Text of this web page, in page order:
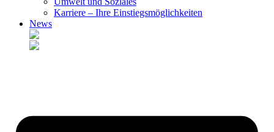
Karriere – Ihre Einstiegsmöglichkeiten
News